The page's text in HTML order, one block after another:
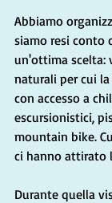
Abbiamo
siamo resi conto
un'ottima scelta:
naturali per cui la
con accesso a
escursionistici,
mountain bike.
ci hanno attirato
Durante quella